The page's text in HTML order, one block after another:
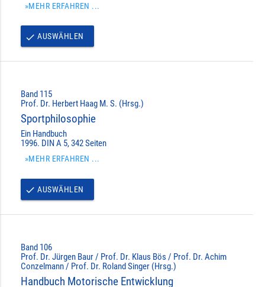
»MEHR ERFAHREN ...
done AUSWÄHLEN
Band 115
Prof. Dr. Herbert Haag M. S. (Hrsg.)
Sportphilosophie
Ein Handbuch
1996. DIN A 5, 342 Seiten
»MEHR ERFAHREN ...
done AUSWÄHLEN
Band 106
Prof. Dr. Jürgen Baur / Prof. Dr. Klaus Bös / Prof. Dr. Achim
Conzelmann / Prof. Dr. Roland Singer (Hrsg.)
Handbuch Motorische Entwicklung